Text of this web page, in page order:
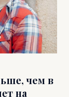
чем в
на